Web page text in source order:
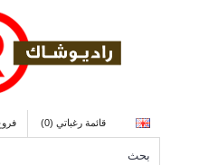
قائمة رغباتي (0)